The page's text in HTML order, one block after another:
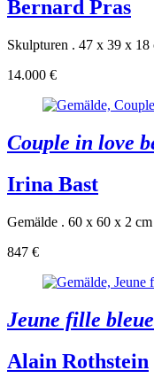
Bernard Pras
Skulpturen . 47 x 39 x 18
14.000 €
Couple in love
Irina Bast
Gemälde . 60 x 60 x 2 cm
847 €
Jeune fille bleue
Alain Rothstein